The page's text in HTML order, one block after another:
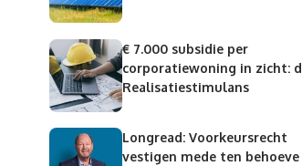
€ 7.000 subsidie per
corporatiewoning in zicht:
Realisatiestimulans
Longread: Voorkeursrecht
vestigen mede ten behoeve